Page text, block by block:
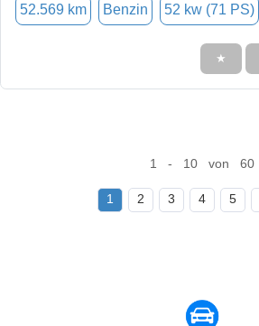
52.569 km Benzin 52 kw (71 PS)
★
1 - 10 von 60
1 2 3 4 5